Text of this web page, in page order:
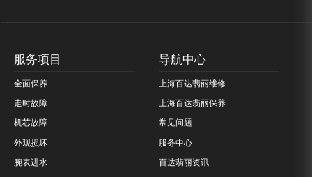
服务项目
全面保养
走时故障
机芯故障
外观损坏
腕表进水
导航中心
上海百达翡丽维修
上海百达翡丽保养
常见问题
服务中心
百达翡丽资讯